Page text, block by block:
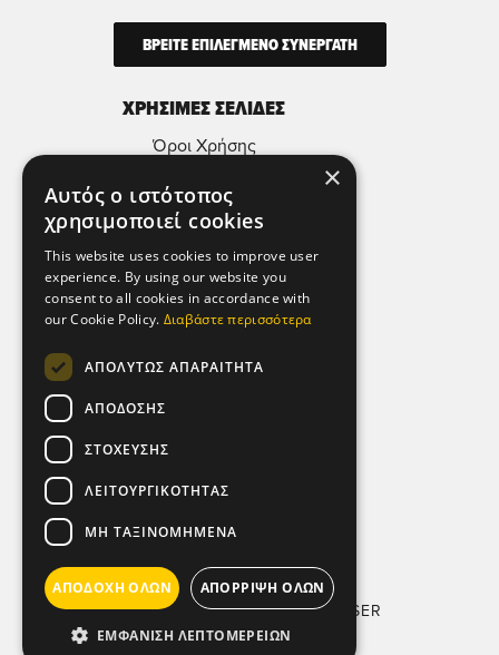
ΧΡΗΣΙΜΕΣ ΣΕΛΙΔΕΣ
Όροι Χρήσης
Πολιτική Απορρήτου & Προστασίας
Προσωπικών Δεδομένων
Πολιτική Μικροδεδομένων (Cookies)
ΒΡΕΙΤΕ ΕΠΙΛΕΓΜΕΝΟ ΣΥΝΕΡΓΑΤΗ
ΕΠΙΚΟΙΝΩΝΙΑ
Λεωφ. Αθηνών 92,
Τηλ: (+30) 210 5193 100
SOCIAL MEDIA
COPYRIGHT © 2011-2026 KAISER
WITH
BY DARKPONY
×
Αυτός ο ιστότοπος
χρησιμοποιεί cookies
This website uses cookies to improve user
experience. By using our website you
consent to all cookies in accordance with
our Cookie Policy. Διαβάστε περισσότερα
ΑΠΟΛΎΤΩΣ ΑΠΑΡΑΊΤΗΤΑ
ΑΠΌΔΟΣΗΣ
ΣΤΌΧΕΥΣΗΣ
ΛΕΙΤΟΥΡΓΙΚΌΤΗΤΑΣ
ΜΗ ΤΑΞΙΝΟΜΗΜΈΝΑ
ΑΠΟΔΟΧΉ ΌΛΩΝ ΑΠΌΡΡΙΨΗ ΌΛΩΝ
ΕΜΦΆΝΙΣΗ ΛΕΠΤΟΜΕΡΕΙΏΝ